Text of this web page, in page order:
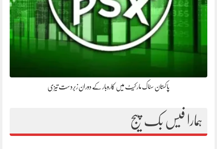
پاکستان سٹاک مارکیٹ میں کاروبار کے دوران زبردست تیزی
ہمارا فیس بک پیج